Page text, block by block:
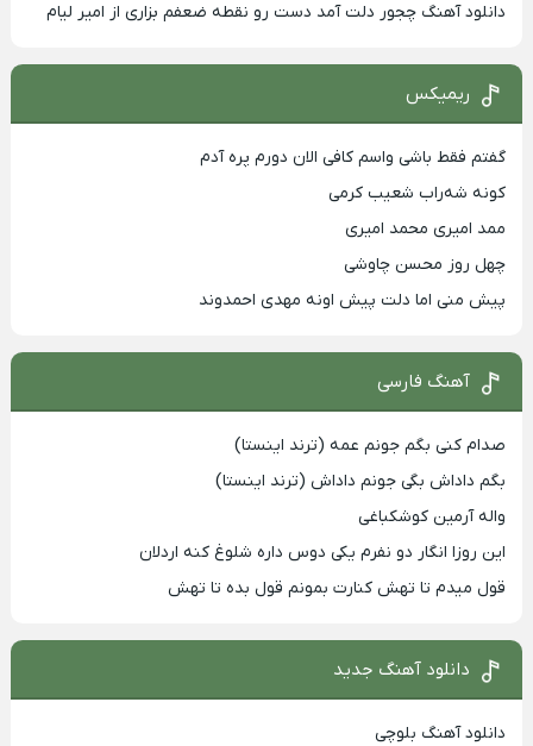
دانلود آهنگ چجور دلت آمد دست رو نقطه ضعفم بزاری از امیر لیام
ریمیکس
گفتم فقط باشی واسم کافی الان دورم پره آدم
کونه شه‌راب شعیب کرمی
ممد امیری محمد امیری
چهل روز محسن چاوشی
پیش منی اما دلت پیش اونه مهدی احمدوند
آهنگ فارسی
صدام کنی بگم جونم عمه (ترند اینستا)
بگم داداش بگی جونم داداش (ترند اینستا)
واله آرمین کوشکباغی
این روزا انگار دو نفرم یکی دوس داره شلوغ کنه اردلان
قول میدم تا تهش کنارت بمونم قول بده تا تهش
دانلود آهنگ جدید
دانلود آهنگ بلوچی